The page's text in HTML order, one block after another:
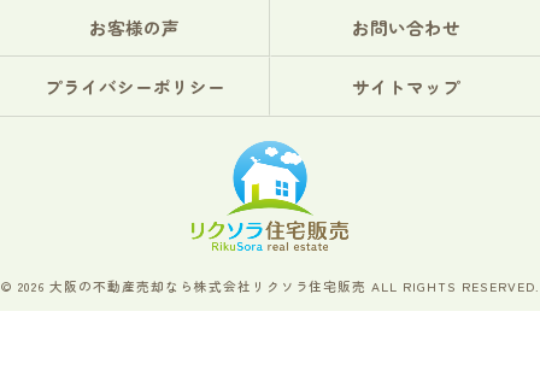
お客様の声 お問い合わせ
プライバシーポリシー サイトマップ
© 2026 大阪の不動産売却なら株式会社リクソラ住宅販売 ALL RIGHTS RESERVED.